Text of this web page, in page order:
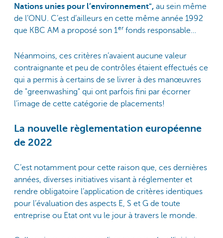
Nations unies pour l’environnement", au sein même
de l’ONU. C’est d’ailleurs en cette même année 1992
que KBC AM a proposé son 1er fonds responsable…
Néanmoins, ces critères n’avaient aucune valeur
contraignante et peu de contrôles étaient effectués ce
qui a permis à certains de se livrer à des manœuvres
de "greenwashing" qui ont parfois fini par écorner
l’image de cette catégorie de placements!
La nouvelle règlementation européenne
de 2022
C’est notamment pour cette raison que, ces dernières
années, diverses initiatives visant à réglementer et
rendre obligatoire l’application de critères identiques
pour l’évaluation des aspects E, S et G de toute
entreprise ou Etat ont vu le jour à travers le monde.